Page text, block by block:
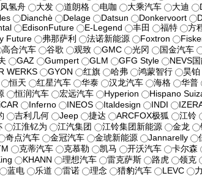
氢舟 大发 道朗格 电咖 大乘汽车 大迪
Dianchè Delage Datsun Donkervoort
EdisonFuture E-Legend 丰田 福特 方
Future 弗那萨利 法诺新能源 Foxtron
高合汽车 谷歌 观致 GMC 光冈 国金汽车
GAZ Gumpert GLM GFG Style NEVS
WERKS GYON 红旗 哈弗 鸿蒙智行 昊铂
恒天 红星汽车 华泰 汉龙汽车 海格 华普
恒润汽车 宏远汽车 Hyperion Hispano
iCAR Inferno INEOS Italdesign INDI
吉利几何 Jeep 捷达 ARCFOX极狐 江铃
江淮钇为 江汽集团 江铃集团新能源 金龙
奇点汽车 金冠汽车 金琥新能源 Jannarelly
克蒂汽车 克慕勒 凯马 开沃汽车 卡尔森
KHANN 理想汽车 雷克萨斯 路虎 领克
蓝电 乐道 雷诺 理念 猎豹汽车 LEVC